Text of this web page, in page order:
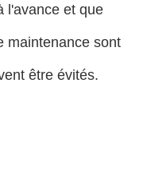
l'avance et que
maintenance sont
être évités.